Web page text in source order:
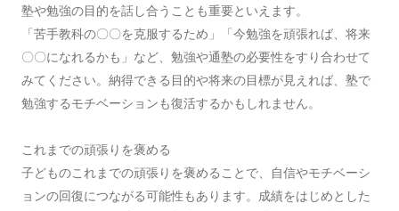
塾や勉強の目的を話し合うことも重要といえます。
「苦手教科の〇〇を克服するため」「今勉強を頑張れば、将来
〇〇になれるかも」など、勉強や通塾の必要性をすり合わせて
みてください。納得できる目的や将来の目標が見えれば、塾で
勉強するモチベーションも復活するかもしれません。
これまでの頑張りを褒める
子どものこれまでの頑張りを褒めることで、自信やモチベーシ
ョンの回復につながる可能性もあります。成績をはじめとした